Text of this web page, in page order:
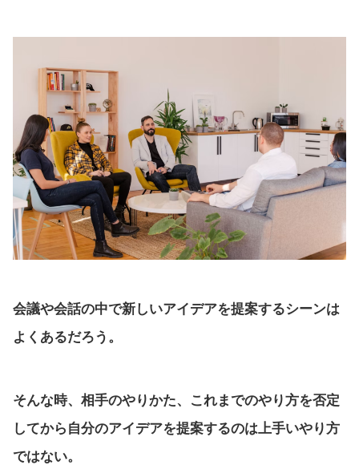
会議や会話の中で新しいアイデアを提案するシーンは
よくあるだろう。
そんな時、相手のやりかた、これまでのやり方を否定
してから自分のアイデアを提案するのは上手いやり方
ではない。